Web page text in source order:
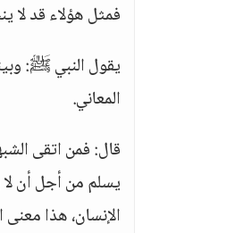
فمثل هؤلاء قد لا
يقول النبي ﷺ:
المعاني.
قال: فمن اتقى
يسلم من أجل أن لا
الإنسان، هذا